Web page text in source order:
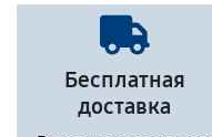
Бесплатная
доставка